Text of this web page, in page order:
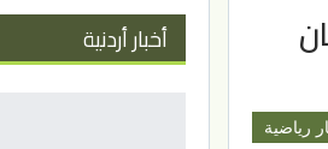
رياضية
أخبار أردنية